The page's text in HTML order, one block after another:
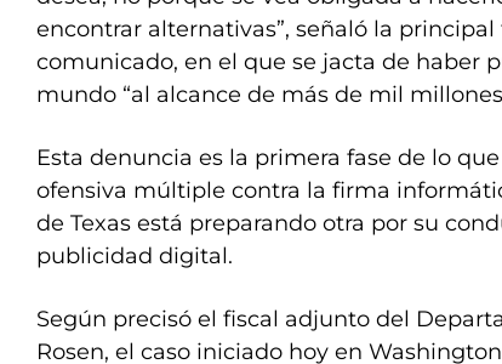
encontrar alternativas”, señaló la
comunicado, en el que se jacta de haber
mundo “al alcance de más de mil
Esta denuncia es la primera fase de lo
ofensiva múltiple contra la firma
de Texas está preparando otra por su
publicidad digital.
Según precisó el fiscal adjunto del
Rosen, el caso iniciado hoy en